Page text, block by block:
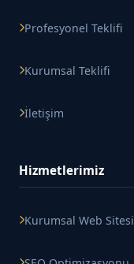
Profesyonel Teklifi
Kurumsal Teklifi
İletişim
Hizmetlerimiz
Kurumsal Web Sitesi